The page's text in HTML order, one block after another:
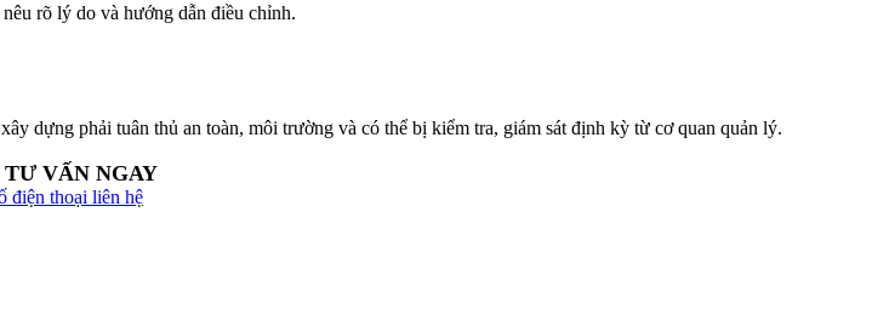
rõ lý do và hướng dẫn điều chỉnh.
dựng phải tuân thủ an toàn, môi trường và có thể bị kiểm tra, giám sát định kỳ từ cơ quan quản lý.
TƯ VẤN NGAY